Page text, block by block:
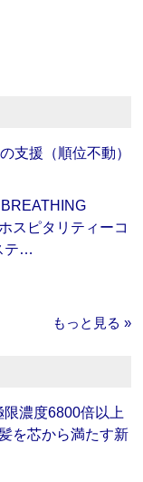
支援（順位不動）
スピタリティーコ
テ…
もっと見る »
限濃度6800倍以上
を芯から満たす新